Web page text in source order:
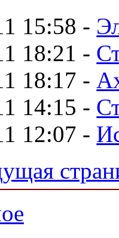
15:58 -
18:21 -
18:17 -
14:15 -
12:07 -